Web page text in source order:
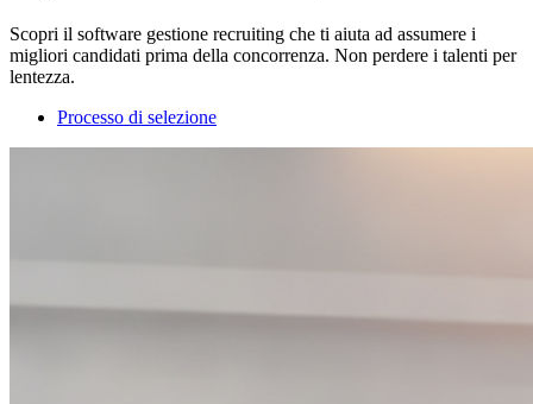
Scopri il software gestione recruiting che ti aiuta ad assumere i
migliori candidati prima della concorrenza. Non perdere i talenti per
lentezza.
Processo di selezione